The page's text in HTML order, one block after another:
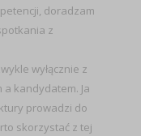
doradzam
z
wyłącznie z
kandydatem. Ja
prowadzi do
skorzystać z tej